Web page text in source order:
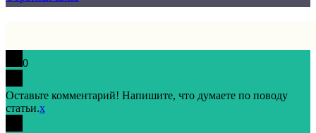
0
Оставьте комментарий! Напишите, что думаете по поводу
статьи.x